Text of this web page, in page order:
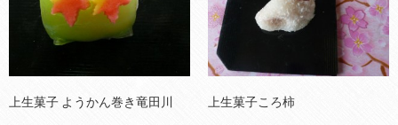
上生菓子 ようかん巻き竜田川 上生菓子ころ柿